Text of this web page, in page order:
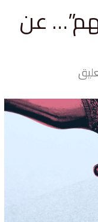
عن